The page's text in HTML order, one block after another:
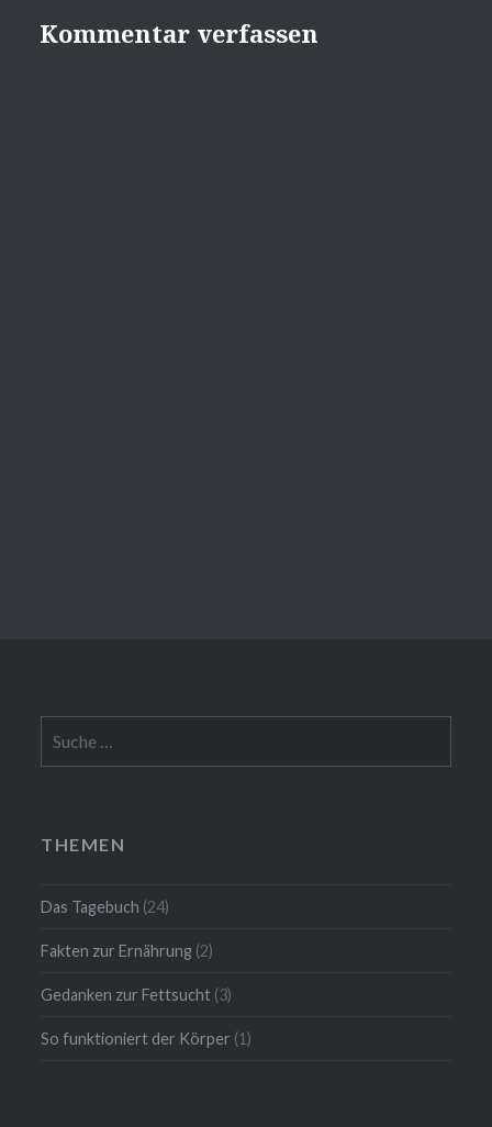
Kommentar verfassen
nach:
THEMEN
Das Tagebuch (24)
Fakten zur Ernährung (2)
Gedanken zur Fettsucht (3)
So funktioniert der Körper (1)